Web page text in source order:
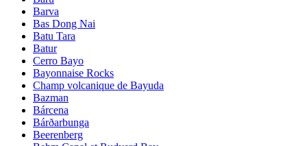
Barva
Bas Dong Nai
Batu Tara
Batur
Cerro Bayo
Bayonnaise Rocks
Champ volcanique de Bayuda
Bazman
Bárcena
Bárðarbunga
Beerenberg